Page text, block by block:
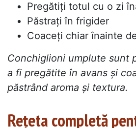
Pregătiți totul cu o zi
Păstrați în frigider
Coaceți chiar înainte
Conchiglioni umplute sunt
a fi pregătite în avans și
păstrând aroma și textura.
Rețeta completă